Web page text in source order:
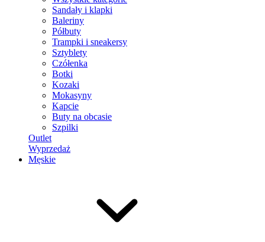
Sandały i klapki
Baleriny
Półbuty
Trampki i sneakersy
Sztyblety
Czółenka
Botki
Kozaki
Mokasyny
Kapcie
Buty na obcasie
Szpilki
Outlet
Wyprzedaż
Męskie